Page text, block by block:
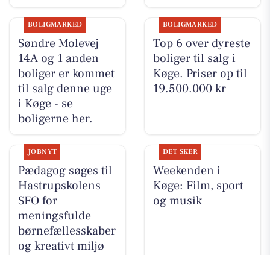
BOLIGMARKED
Søndre Molevej
14A og 1 anden
boliger er kommet
til salg denne uge
i Køge - se
boligerne her.
BOLIGMARKED
Top 6 over dyreste
boliger til salg i
Køge. Priser op til
19.500.000 kr
JOBNYT
Pædagog søges til
Hastrupskolens
SFO for
meningsfulde
børnefællesskaber
og kreativt miljø
DET SKER
Weekenden i
Køge: Film, sport
og musik